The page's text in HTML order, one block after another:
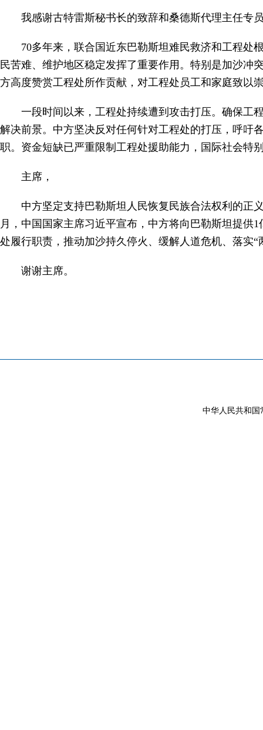
我感谢古特雷斯秘书长的致辞和桑德斯代理主任专
70多年来，联合国近东巴勒斯坦难民救济和工程处
民苦难、维护地区稳定发挥了重要作用。特别是加沙冲
方高度赞赏工程处所作贡献，对工程处员工和家庭致以
一段时间以来，工程处持续遭到攻击打压。确保工
解决前景。中方坚决反对任何针对工程处的打压，呼吁
职。资金短缺已严重限制工程处援助能力，国际社会特
主席，
中方坚定支持巴勒斯坦人民恢复民族合法权利的正
月，中国国家主席习近平宣布，中方将向巴勒斯坦提供
处履行职责，推动加沙持久停火、缓解人道危机、落实
谢谢主席。
中华人民共和国